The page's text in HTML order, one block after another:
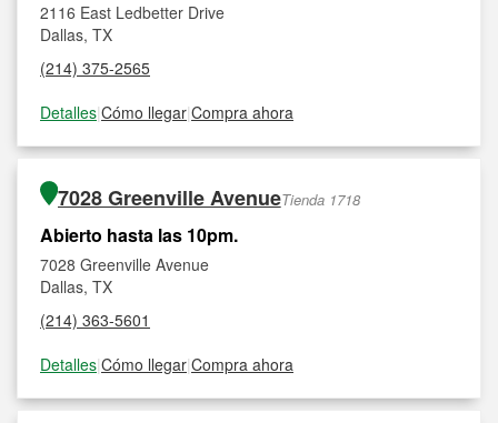
2116 East Ledbetter Drive
Dallas, TX
(214) 375-2565
Detalles|Cómo llegar|Compra ahora
7028 Greenville AvenueTienda 1718
Abierto hasta las 10pm.
7028 Greenville Avenue
Dallas, TX
(214) 363-5601
Detalles|Cómo llegar|Compra ahora